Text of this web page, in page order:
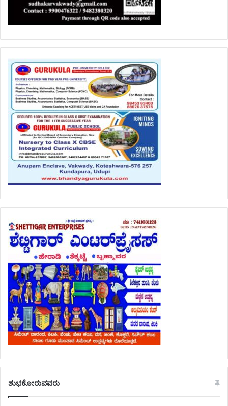
ಶುಭಕೋರುವವರು